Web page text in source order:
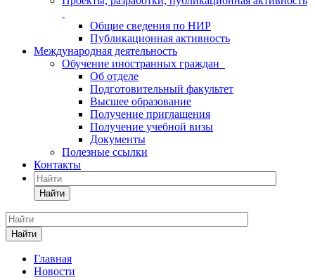
Общие сведения по НИР
Публикационная активность
Международная деятельность
Обучение иностранных граждан
Об отделе
Подготовительный факультет
Высшее образование
Получение приглашения
Получение учебной визы
Документы
Полезные ссылки
Контакты
Найти
Найти
Главная
Новости